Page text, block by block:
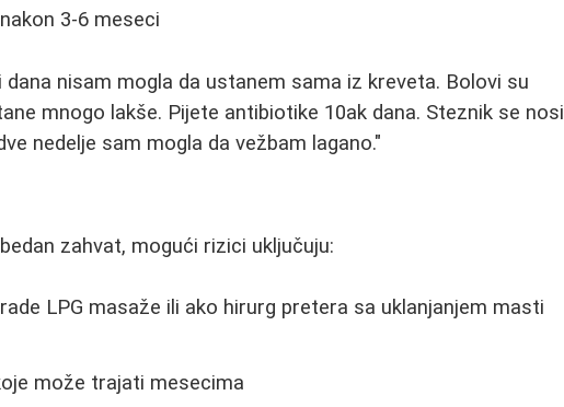
3-6 meseci
dana nisam mogla da ustanem sama iz kreveta. Bolovi su
mnogo lakše. Pijete antibiotike 10ak dana. Steznik se nosi
nedelje sam mogla da vežbam lagano."
zahvat, mogući rizici uključuju:
LPG masaže ili ako hirurg pretera sa uklanjanjem masti
može trajati mesecima